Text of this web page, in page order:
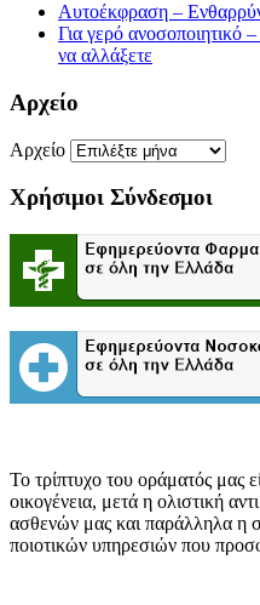
Αυτοέκφραση –
Για γερό ανοσοποιητικό
να αλλάξετε
Αρχείο
Αρχείο
Χρήσιμοι Σύνδεσμοι
Το τρίπτυχο του οράματός μας
οικογένεια, μετά η ολιστική
ασθενών μας και παράλληλα η
ποιοτικών υπηρεσιών που